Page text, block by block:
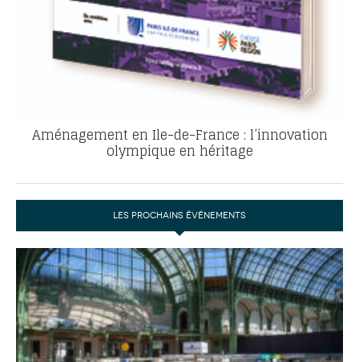
Aménagement en Ile-de-France : l’innovation
olympique en héritage
LES PROCHAINS ÉVÉNEMENTS